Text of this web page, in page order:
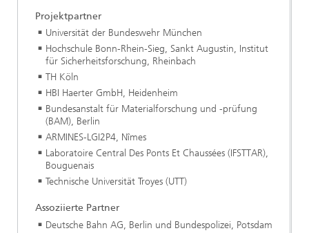
Projektpartner
Universität der Bundeswehr München
Hochschule Bonn-Rhein-Sieg, Sankt Augustin, Institut
für Sicherheitsforschung, Rheinbach
TH Köln
HBI Haerter GmbH, Heidenheim
Bundesanstalt für Materialforschung und -prüfung
(BAM), Berlin
ARMINES-LGI2P4, Nîmes
Laboratoire Central Des Ponts Et Chaussées (IFSTTAR),
Bouguenais
Technische Universität Troyes (UTT)
Assoziierte Partner
Deutsche Bahn AG, Berlin und Bundespolizei, Potsdam